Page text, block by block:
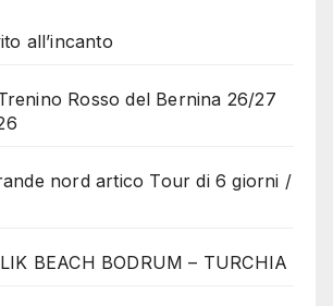
all’incanto
Rosso del Bernina 26/27
nord artico Tour di 6 giorni /
BEACH BODRUM – TURCHIA